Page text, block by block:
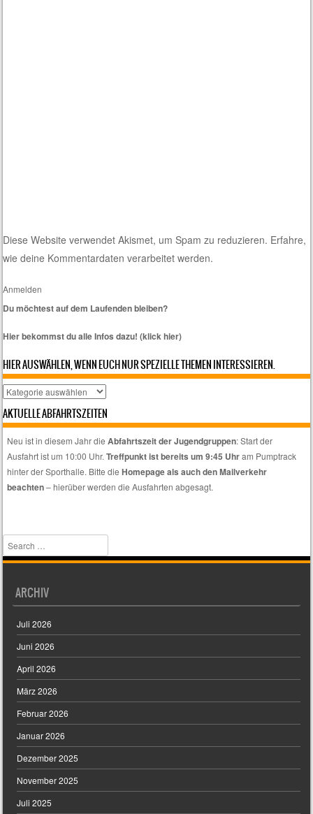
Diese Website verwendet Akismet, um Spam zu reduzieren. Erfahre,
wie deine Kommentardaten verarbeitet werden.
Anmelden
Du möchtest auf dem Laufenden bleiben?
Hier bekommst du alle Infos dazu! (klick hier)
HIER AUSWÄHLEN, WENN EUCH NUR SPEZIELLE THEMEN INTERESSIEREN.
Hier
wenn
Themen
interessieren.
AKTUELLE ABFAHRTSZEITEN
Neu ist in diesem Jahr dieAbfahrtszeit der Jugendgruppen: Start der
Ausfahrt ist um 10:00 Uhr.Treffpunkt ist bereits um 9:45 Uhram Pumptrack
hinter der Sporthalle. Bitte dieHomepage als auch den Mailverkehr
beachten– hierüber werden die Ausfahrten abgesagt.
Search
ARCHIV
Juli 2026
Juni 2026
April 2026
März 2026
Februar 2026
Januar 2026
Dezember 2025
November 2025
Juli 2025